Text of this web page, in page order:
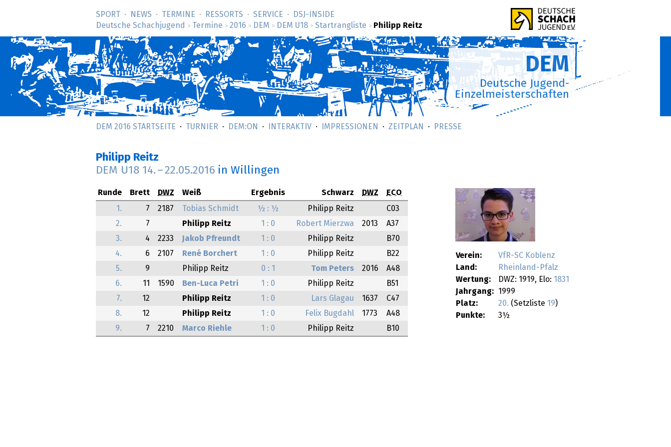
SPORT NEWS TERMINE RESSORTS SERVICE
DSJ-­INSIDE
Deutsche Schachjugend
> Termine > 2016 > DEM > DEM U18 > Startrangliste > Philipp Reitz
DEM
Deutsche Jugend-
Einzelmeisterschaften
DEM 2016 STARTSEITE TURNIER DEM:ON INTERAKTIV IMPRESSIONEN ZEITPLAN PRESSE
Philipp Reitz
DEM U18 14. –22.05.2016 in Willingen
Verein:
VfR-SC Koblenz
Land:
Rheinland-Pfalz
Wertung:
DWZ: 1919, Elo: 1831
Jahrgang:
1999
Platz:
20. (Setzliste 19)
Punkte:
3½
Runde Brett DWZ Weiß Ergebnis Schwarz DWZ
ECO
1.
7 2187 Tobias Schmidt ½ : ½ Philipp Reitz
C03
2.
7 Philipp Reitz 1 : 0 Robert Mierzwa 2013
A37
3.
4 2233 Jakob Pfreundt 1 : 0 Philipp Reitz
B70
4.
6 2107 René Borchert 1 : 0 Philipp Reitz
B22
5.
9 Philipp Reitz 0 : 1 Tom Peters 2016
A48
6.
11 1590 Ben-Luca Petri 1 : 0 Philipp Reitz
B51
7.
12 Philipp Reitz 1 : 0 Lars Glagau 1637
C47
8.
12 Philipp Reitz 1 : 0 Felix Bugdahl 1773
A48
9.
7 2210 Marco Riehle 1 : 0 Philipp Reitz B10